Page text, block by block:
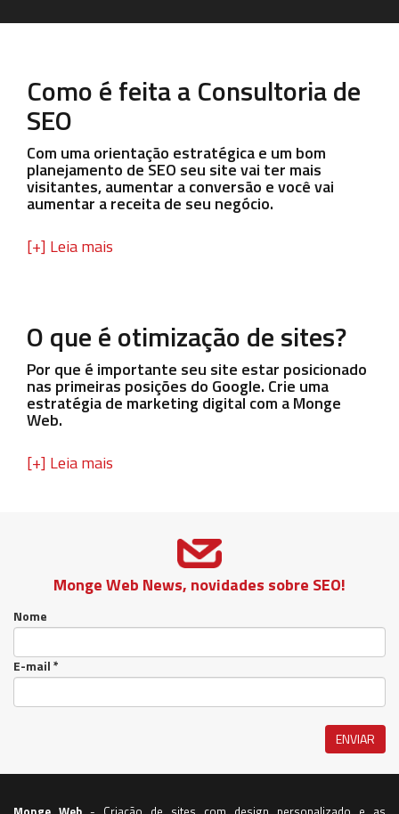
Como é feita a Consultoria de
SEO
Com uma orientação estratégica e um bom
planejamento de SEO seu site vai ter mais
visitantes, aumentar a conversão e você vai
aumentar a receita de seu negócio.
[+] Leia mais
O que é otimização de sites?
Por que é importante seu site estar posicionado
nas primeiras posições do Google. Crie uma
estratégia de marketing digital com a Monge
Web.
[+] Leia mais
Monge Web News, novidades sobre SEO!
Nome
E-mail *